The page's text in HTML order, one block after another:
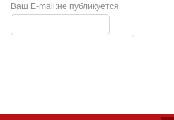
не публикуется
Ваш E-mail: